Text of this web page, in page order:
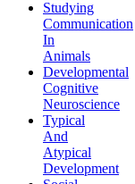
Studying
Communication
In
Animals
Developmental
Cognitive
Neuroscience
Typical
And
Atypical
Development